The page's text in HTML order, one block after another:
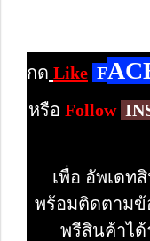
กด Like F
หรือ Follow
เพื่อ อัพเดท
พร้อมติดตามข้
พรีสินค้าได้